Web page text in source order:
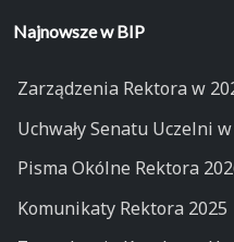
Najnowsze w BIP
Zarządzenia Rektora w
Uchwały Senatu Uczelni
Pisma Okólne Rektora
Komunikaty Rektora 2025